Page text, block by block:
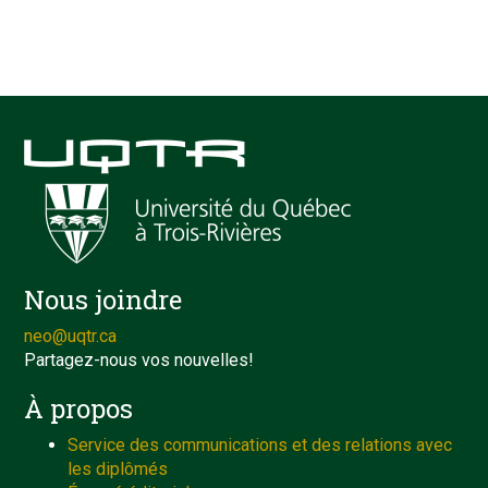
Nous joindre
neo@uqtr.ca
Partagez-nous vos nouvelles!
À propos
Service des communications et des relations avec
les diplômés